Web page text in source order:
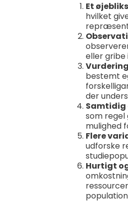
Et
hvilket
eller gribe
bestemt
der
som regel
mulighed
Flere
udforske
Hurtigt